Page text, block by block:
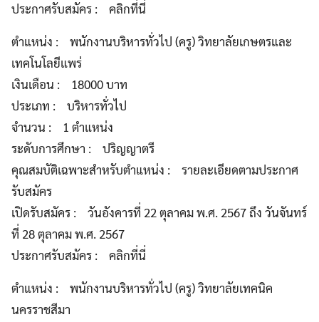
ประกาศรับสมัคร : คลิกที่นี่
ตำแหน่ง : พนักงานบริหารทั่วไป (ครู) วิทยาลัยเกษตรและ
เทคโนโลยีแพร่
เงินเดือน : 18000 บาท
ประเภท : บริหารทั่วไป
จำนวน : 1 ตำแหน่ง
ระดับการศึกษา : ปริญญาตรี
คุณสมบัติเฉพาะสำหรับตำแหน่ง : รายละเอียดตามประกาศ
รับสมัคร
เปิดรับสมัคร : วันอังคารที่ 22 ตุลาคม พ.ศ. 2567 ถึง วันจันทร์
ที่ 28 ตุลาคม พ.ศ. 2567
ประกาศรับสมัคร : คลิกที่นี่
ตำแหน่ง : พนักงานบริหารทั่วไป (ครู) วิทยาลัยเทคนิค
นครราชสีมา